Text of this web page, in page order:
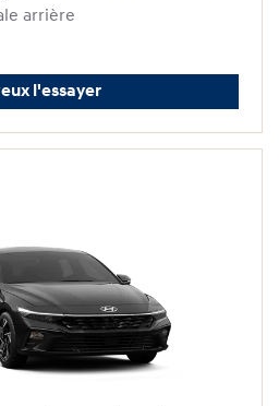
arrière
l'essayer